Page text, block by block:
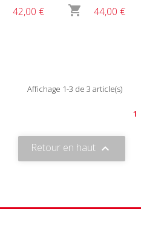
42,00 €  44,00 €
Affichage 1-3 de 3 article(s)
1
Retour en haut 